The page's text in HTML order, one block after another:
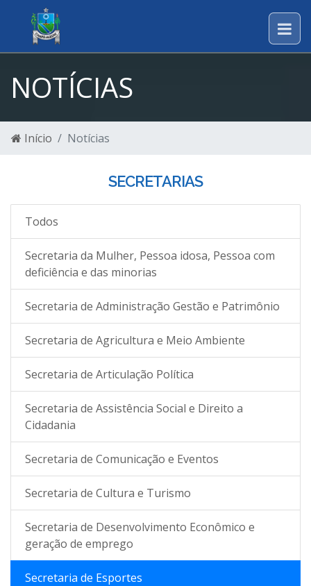
NOTÍCIAS
Início Notícias
SECRETARIAS
Todos
Secretaria da Mulher, Pessoa idosa, Pessoa com
deficiência e das minorias
Secretaria de Administração Gestão e Patrimônio
Secretaria de Agricultura e Meio Ambiente
Secretaria de Articulação Política
Secretaria de Assistência Social e Direito a
Cidadania
Secretaria de Comunicação e Eventos
Secretaria de Cultura e Turismo
Secretaria de Desenvolvimento Econômico e
geração de emprego
Secretaria de Esportes